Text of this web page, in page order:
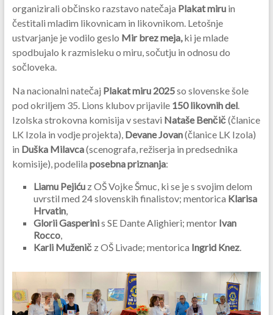
organizirali občinsko razstavo natečaja Plakat miruin
čestitali mladim likovnicam in likovnikom. Letošnje
ustvarjanje je vodilo geslo Mir brez meja,ki je mlade
spodbujalo k razmisleku o miru, sočutju in odnosu do
sočloveka.
Na nacionalni natečaj Plakat miru 2025so slovenske šole
pod okriljem 35. Lions klubov prijavile 150 likovnih del.
Izolska strokovna komisija v sestavi Nataše Benčič(članice
LK Izola in vodje projekta), Devane Jovan(članice LK Izola)
in Duška Milavca(scenografa, režiserja in predsednika
komisije), podelila posebna priznanja:
Liamu Pejićuz OŠ Vojke Šmuc, ki se je s svojim delom
uvrstil med 24 slovenskih finalistov; mentorica Klarisa
Hrvatin,
Glorii Gasperinis SE Dante Alighieri; mentor Ivan
Rocco,
Karli Muženičz OŠ Livade; mentorica Ingrid Knez.